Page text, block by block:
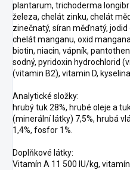
plantarum, trichoderma
železa, chelát zinku, chelát
zinečnatý, síran měďnatý,
chelát manganu, oxid
biotin, niacin, vápník,
sodný, pyridoxin hydrochlorid
(vitamin B2), vitamin D,
Analytické složky:
hrubý tuk 28%, hrubé oleje a
(minerální látky) 7,5%, hrubá
1,4%, fosfor 1%.
Doplňkové látky:
Vitamín A 11 500 IU/kg,